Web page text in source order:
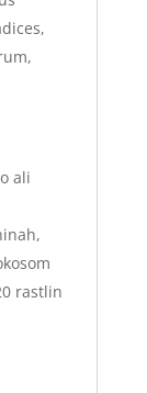
ali
rastlin